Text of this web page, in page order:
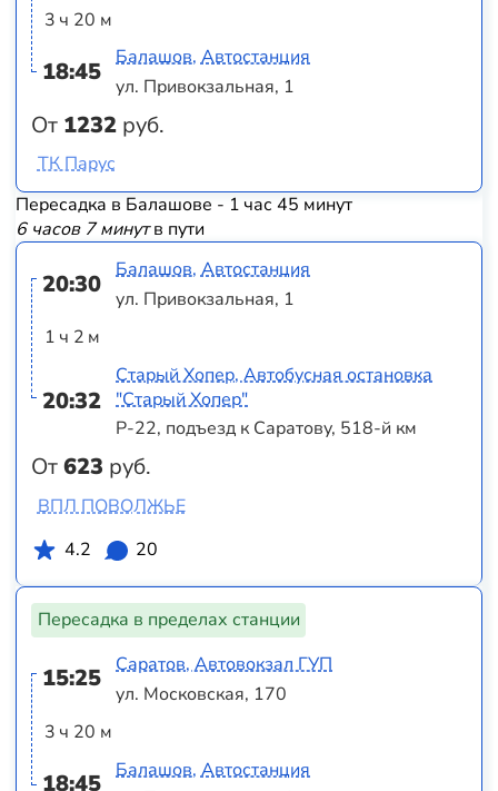
3 ч 20 м
18:45
От 1232 руб.
Балашов, Автостанция
ул. Привокзальная, 1
ТК Парус
Пересадка в Балашове - 1 час 45 минут
6 часов 7 минутв пути
20:30
1 ч 2 м
20:32
От623 руб.
Балашов, Автостанция
ул. Привокзальная, 1
Старый Хопер, Автобусная остановка
"Старый Хопер"
Р-22, подъезд к Саратову, 518-й км
ВПЛ ПОВОЛЖЬЕ
4.2
20
Пересадка в пределах станции
15:25
3 ч 20 м
18:45
Саратов, Автовокзал ГУП
ул. Московская, 170
Балашов, Автостанция